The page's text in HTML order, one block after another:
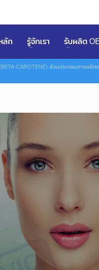
ลัก รูัจักเรา รับผลิต
CAROTENE) ส่วนประกอบการผลิต